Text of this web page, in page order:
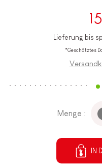
Lieferung bis
*Geschätztes
Menge :
IN